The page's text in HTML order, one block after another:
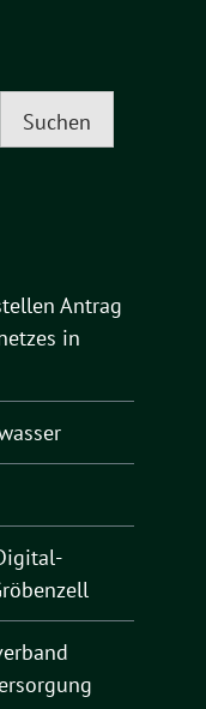
Suchen
Antrag
in